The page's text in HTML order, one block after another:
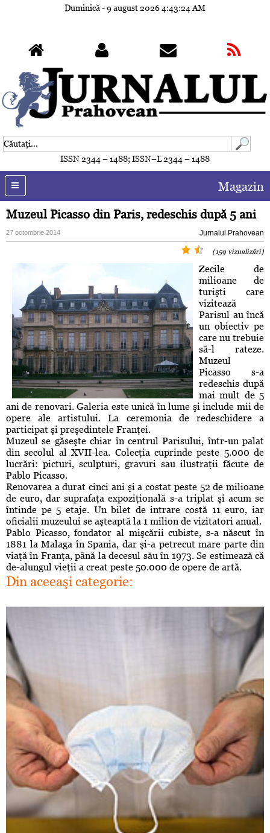
Duminică - 9 august 20264:43:27 AM
ISSN 2344 – 1488; ISSN–L 2344 – 1488
Magazin
Muzeul Picasso din Paris, redeschis după 5 ani
27 octombrie 2014 Jurnalul Prahovean
(159 vizualizări)
Zecile de
milioane de
turişti care
vizitează
Parisul au încă
un obiectiv pe
care nu trebuie
să-l rateze.
Muzeul
Picasso s-a
redeschis după
mai mult de 5
ani de renovari. Galeria este unică în lume şi include mii de
opere ale artistului. La ceremonia de redeschidere a
participat şi preşedintele Franţei.
Muzeul se găseşte chiar în centrul Parisului, într-un palat
din secolul al XVII-lea. Colecţia cuprinde peste 5.000 de
lucrări: picturi, sculpturi, gravuri sau ilustraţii făcute de
Pablo Picasso.
Renovarea a durat cinci ani şi a costat peste 52 de milioane
de euro, dar suprafaţa expoziţională s-a triplat şi acum se
întinde pe 5 etaje. Un bilet de intrare costă 11 euro, iar
oficialii muzeului se aşteaptă la 1 milion de vizitatori anual.
Pablo Picasso, fondator al mişcării cubiste, s-a născut în
1881 la Malaga în Spania, dar şi-a petrecut mare parte din
viaţă în Franţa, până la decesul său în 1973. Se estimează că
de-alungul vieţii a creat peste 50.000 de opere de artă.
Din aceeaşi categorie: